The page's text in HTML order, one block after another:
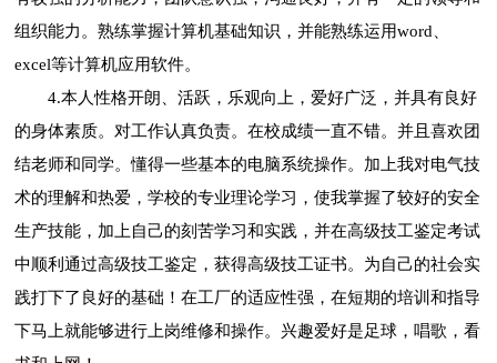
组织能力。熟练掌握计算机基础知识，并能熟练运用word、
excel等计算机应用软件。
4.本人性格开朗、活跃，乐观向上，爱好广泛，并具有良好
的身体素质。对工作认真负责。在校成绩一直不错。并且喜欢团
结老师和同学。懂得一些基本的电脑系统操作。加上我对电气技
术的理解和热爱，学校的专业理论学习，使我掌握了较好的安全
生产技能，加上自己的刻苦学习和实践，并在高级技工鉴定考试
中顺利通过高级技工鉴定，获得高级技工证书。为自己的社会实
践打下了良好的基础！在工厂的适应性强，在短期的培训和指导
下马上就能够进行上岗维修和操作。兴趣爱好是足球，唱歌，看